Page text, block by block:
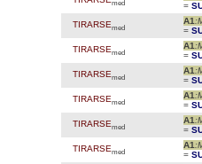
med
=
TIRARSEmed
A1
=
TIRARSEmed
A1
=
TIRARSEmed
A1
=
TIRARSEmed
A1
=
TIRARSEmed
A1
=
TIRARSEmed
A1
=